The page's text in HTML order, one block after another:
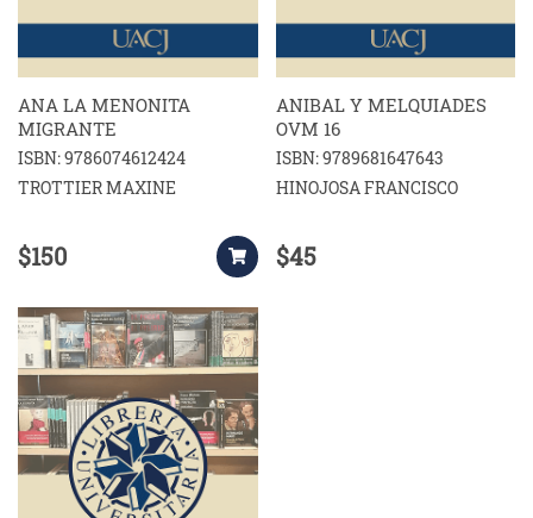
ANA LA MENONITA
MIGRANTE
ISBN: 9786074612424
TROTTIER MAXINE
$150
ANIBAL Y MELQUIADES
OVM 16
ISBN: 9789681647643
HINOJOSA FRANCISCO
$45